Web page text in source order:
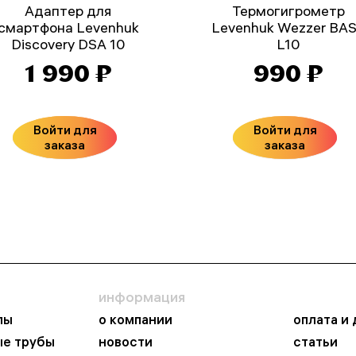
Адаптер для
Levenhuk
Discovery DSA 10
1 990 ₽
Войти для
заказа
Термогигрометр
Levenhuk Wezzer
L10
990 ₽
Войти для
заказа
трубы
информация
о компании
оплата и
новости
статьи